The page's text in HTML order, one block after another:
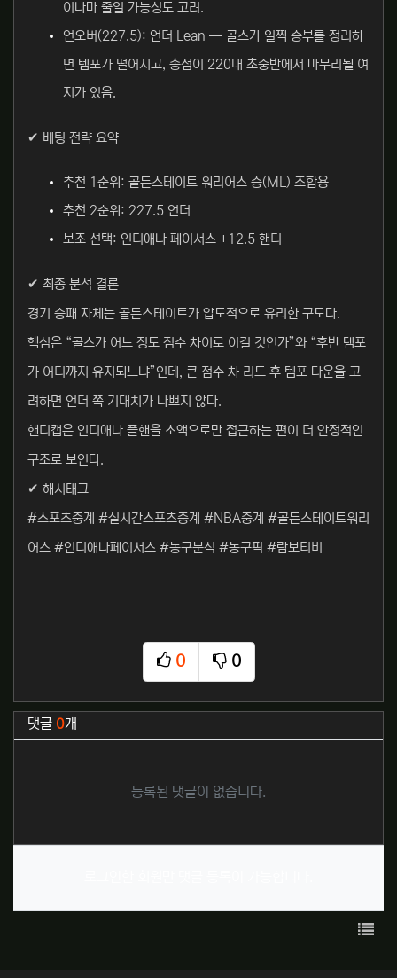
이나마 줄일 가능성도 고려.
언오버(227.5): 언더 Lean — 골스가 일찍 승부를 정리하
면 템포가 떨어지고, 총점이 220대 초중반에서 마무리될 여
지가 있음.
✔ 베팅 전략 요약
추천 1순위: 골든스테이트 워리어스 승(ML) 조합용
추천 2순위: 227.5 언더
보조 선택: 인디애나 페이서스 +12.5 핸디
✔ 최종 분석 결론
경기 승패 자체는 골든스테이트가 압도적으로 유리한 구도다.
핵심은 “골스가 어느 정도 점수 차이로 이길 것인가”와 “후반 템포
가 어디까지 유지되느냐”인데, 큰 점수 차 리드 후 템포 다운을 고
려하면 언더 쪽 기대치가 나쁘지 않다.
핸디캡은 인디애나 플핸을 소액으로만 접근하는 편이 더 안정적인
구조로 보인다.
✔ 해시태그
#스포츠중계 #실시간스포츠중계 #NBA중계 #골든스테이트워리
어스 #인디애나페이서스 #농구분석 #농구픽 #람보티비
0
추천
0
비추천
관련자료
댓글 0개
등록된 댓글이 없습니다.
목록